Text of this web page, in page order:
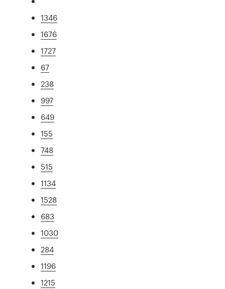
1346
1676
1727
67
238
997
649
155
748
515
1134
1528
683
1030
284
1196
1215